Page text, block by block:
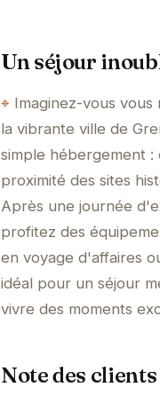
Un séjour
Imaginez-vous
la vibrante ville de
simple hébergement :
proximité des sites
Après une journée
profitez des
en voyage d'affaires
idéal pour un séjour
vivre des moments
Note des